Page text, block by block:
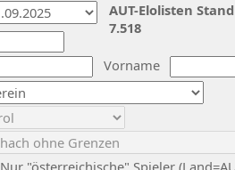
Vorname
Nur "österreichische" Spieler
AUT-Elolisten
7.518